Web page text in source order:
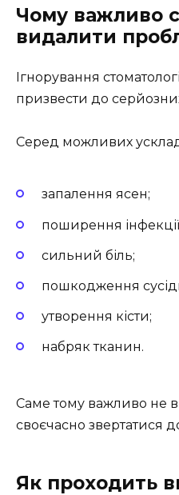
Чому важливо
видалити
Ігнорування
призвести до
Серед можливих
запалення ясен;
поширення
сильний біль;
пошкодження
утворення кісти;
набряк тканин.
Саме тому важливо не
своєчасно звертатися
Як проходить